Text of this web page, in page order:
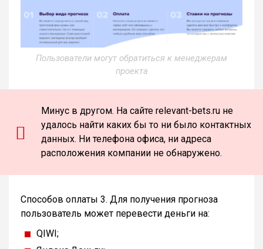
Пользователи могут обратиться к менеджерам
проекта
Минус в другом. На сайте relevant-bets.ru не
удалось найти каких бы то ни было контактных
данных. Ни телефона офиса, ни адреса
расположения компании не обнаружено.
Способов оплаты 3. Для получения прогноза
пользователь может перевести деньги на:
QIWI;